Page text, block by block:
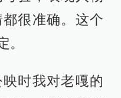
很准确。这个
定。
时我对老嘎的